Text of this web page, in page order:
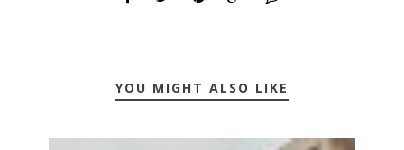
YOU MIGHT ALSO LIKE